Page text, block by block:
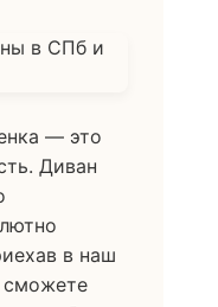
— это
Диван
в наш
сможете